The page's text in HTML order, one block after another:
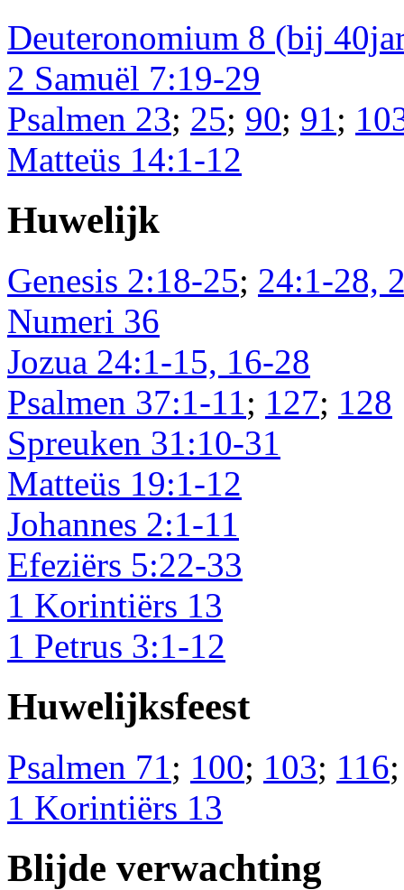
Deuteronomium 8 (bij
2 Samuël 7:19-29
Psalmen 23; 25; 90; 91;
Matteüs 14:1-12
Huwelijk
Genesis 2:18-25; 24:1-28,
Numeri 36
Jozua 24:1-15, 16-28
Psalmen 37:1-11; 127; 128
Spreuken 31:10-31
Matteüs 19:1-12
Johannes 2:1-11
Efeziërs 5:22-33
1 Korintiërs 13
1 Petrus 3:1-12
Huwelijksfeest
Psalmen 71; 100; 103; 116
1 Korintiërs 13
Blijde verwachting